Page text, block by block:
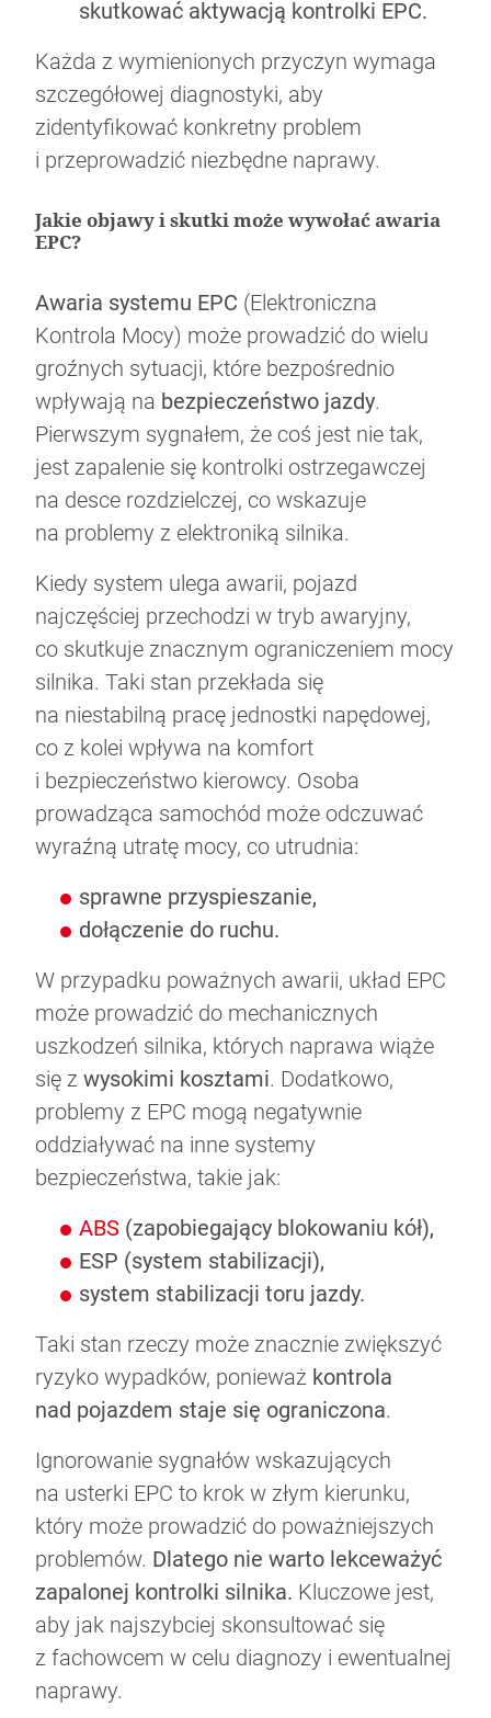
skutkować aktywacją kontrolki EPC.
Każda z wymienionych przyczyn wymaga
szczegółowej diagnostyki, aby
zidentyfikować konkretny problem
i przeprowadzić niezbędne naprawy.
Jakie objawy i skutki może wywołać awaria
EPC?
Awaria systemu EPC (Elektroniczna
Kontrola Mocy) może prowadzić do wielu
groźnych sytuacji, które bezpośrednio
wpływają na bezpieczeństwo jazdy.
Pierwszym sygnałem, że coś jest nie tak,
jest zapalenie się kontrolki ostrzegawczej
na desce rozdzielczej, co wskazuje
na problemy z elektroniką silnika.
Kiedy system ulega awarii, pojazd
najczęściej przechodzi w tryb awaryjny,
co skutkuje znacznym ograniczeniem mocy
silnika. Taki stan przekłada się
na niestabilną pracę jednostki napędowej,
co z kolei wpływa na komfort
i bezpieczeństwo kierowcy. Osoba
prowadząca samochód może odczuwać
wyraźną utratę mocy, co utrudnia:
sprawne przyspieszanie,
dołączenie do ruchu.
W przypadku poważnych awarii, układ EPC
może prowadzić do mechanicznych
uszkodzeń silnika, których naprawa wiąże
się z wysokimi kosztami. Dodatkowo,
problemy z EPC mogą negatywnie
oddziaływać na inne systemy
bezpieczeństwa, takie jak:
ABS (zapobiegający blokowaniu kół),
ESP (system stabilizacji),
system stabilizacji toru jazdy.
Taki stan rzeczy może znacznie zwiększyć
ryzyko wypadków, ponieważ kontrola
nad pojazdem staje się ograniczona.
Ignorowanie sygnałów wskazujących
na usterki EPC to krok w złym kierunku,
który może prowadzić do poważniejszych
problemów. Dlatego nie warto lekceważyć
zapalonej kontrolki silnika. Kluczowe jest,
aby jak najszybciej skonsultować się
z fachowcem w celu diagnozy i ewentualnej
naprawy.